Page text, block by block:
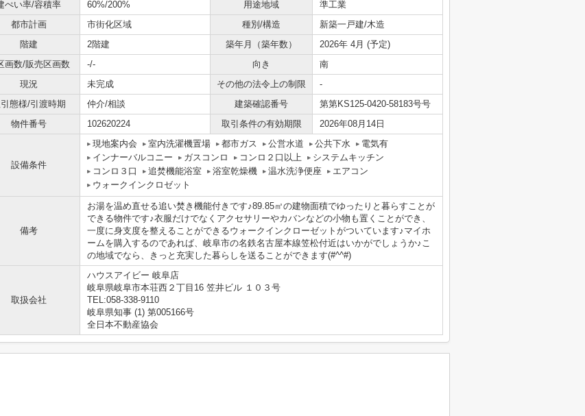
ぺい率/容積率
60%/200% 用途地域
準工業
都市計画
市街化区域 種別/構造
新築一戸建/木造
階建
2階建 築年月（築年数）
2026年 4月 (予定)
画数/販売区画数
-/- 向き
南
現況
未完成 その他の法令上の制限
-
態様/引渡時期
仲介/相談 建築確認番号
第第KS125-0420-58183号号
物件番号
102620224 取引条件の有効期限 2026年08月14日
設備条件
現地案内会 室内洗濯機置場 都市ガス 公営水道 公共下水
電気有
インナーバルコニー
ガスコンロ コンロ２口以上
システムキッチン
コンロ３口
追焚機能浴室 浴室乾燥機 温水洗浄便座
エアコン
ウォークインクロゼット
備考
お湯を温め直せる追い焚き機能付きです♪89.85㎡の建物面積でゆったりと暮らすことが
できる物件です♪衣服だけでなくアクセサリーやカバンなどの小物も置くことができ、
一度に身支度を整えることができるウォークインクローゼットがついています♪マイホ
ームを購入するのであれば、岐阜市の名鉄名古屋本線笠松付近はいかがでしょうか♪こ
の地域でなら、きっと充実した暮らしを送ることができます(#^^#)
取扱会社
ハウスアイビー 岐阜店
岐阜県岐阜市本荘西２丁目16 笠井ビル １０３号
TEL:058-338-9110
岐阜県知事 (1) 第005166号
全日本不動産協会